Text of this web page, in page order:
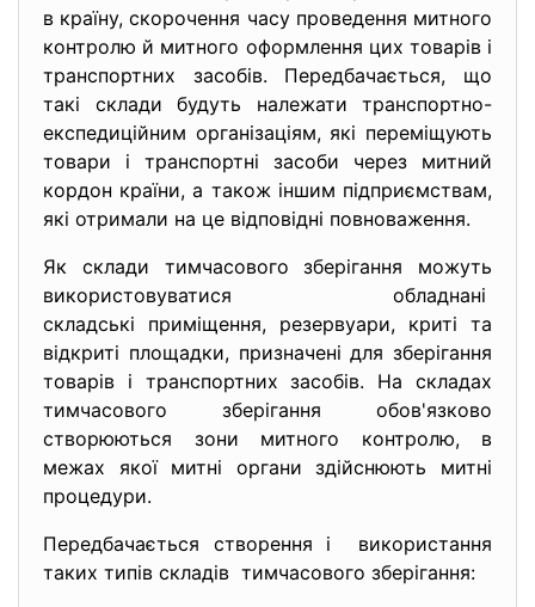
в країну, скорочення часу проведення митного
контролю й митного оформлення цих товарів і
транспортних засобів. Передбачається, що
такі склади будуть належати транспортно-
експедиційним організаціям, які переміщують
товари і транспортні засоби через митний
кордон країни, а також іншим підприємствам,
які отримали на це відповідні повноваження.
Як склади тимчасового зберігання можуть
використовуватися обладнані
складські приміщення, резервуари, криті та
відкриті площадки, призначені для зберігання
товарів і транспортних засобів. На складах
тимчасового зберігання обов'язково
створюються зони митного контролю, в
межах якої митні органи здійснюють митні
процедури.
Передбачається створення і використання
таких типів складів тимчасового зберігання: